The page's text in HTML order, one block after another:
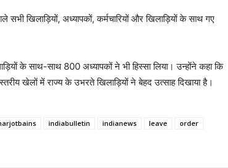
खिलाड़ियों, अध्यापकों, कर्मचारियों और खिलाड़ियों के साथ गए
के साथ-साथ 800 अध्यापकों ने भी हिस्सा लिया। उन्होंने कहा कि
खेलों में राज्य के उभरते खिलाड़ियों ने बेहद उत्साह दिखाया है।
indiabulletin indianews leave
order